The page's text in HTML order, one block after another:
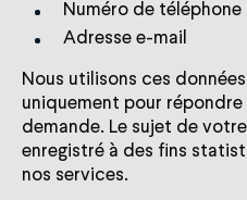
Numéro de téléphone
Adresse e-mail
Nous utilisons ces
uniquement pour
demande. Le sujet de
enregistré à des fins
nos services.